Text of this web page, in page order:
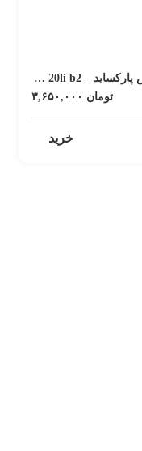
دریل شارژی براشلس پارکساید – pabsp 20li b2
تومان
خرید